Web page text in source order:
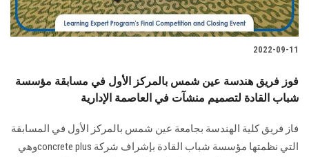
2022-09-11
فوز فريق هندسة عين شمس بالمركز الأول في مسابقة مؤسسة
شباب القادة لتصميم منشآت في العاصمة الإدارية
فاز فريق كلية الهندسة بجامعة عين شمس بالمركز الأول في المسابقة
التي نظمتها مؤسسة شباب القادة بإشراف شركة concrete plusوهي